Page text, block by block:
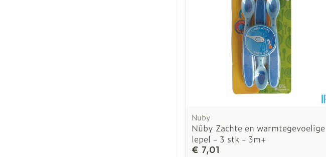
Nuby
Nûby Zachte en warmtegevoelige
lepel - 3 stk - 3m+
€ 7,01